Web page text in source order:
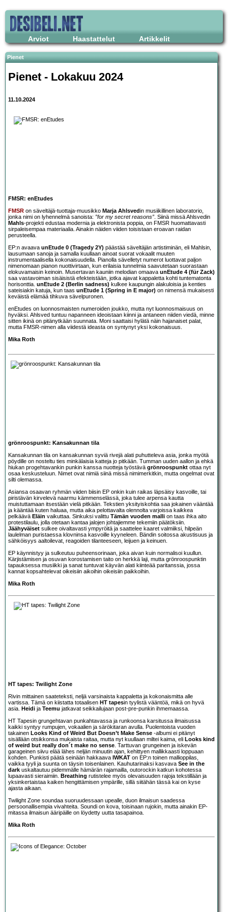
Arviot Haastattelut Artikkelit
Pienet
Pienet - Lokakuu 2024
11.10.2024
FMSR: enEtudes
FMSR on säveltäjä-tuottaja-muusikko Marja Ahlsvedin musiikillinen laboratorio,
jonka nimi on lyhennelmä sanoista: ”for my secret reasons”. Siinä missä Ahlsvedin
Mahls-projekti edustaa modernia ja elektronista poppia, on FMSR huomattavasti
sirpaleisempaa materiaalia. Ainakin näiden viiden toisistaan eroavan raidan
perusteella.
EP:n avaava unEtude 0 (Tragedy 2Y) päästää säveltäjän artistiminän, eli Mahlsin,
lausumaan sanoja ja samalla kuullaan ainoat suorat vokaalit muuten
instrumentaalisella kokonaisuudella. Pianolla sävelletyt numerot luottavat paljon
nimenomaan pianon nuottivirtaan, kun erilaisia tunnelmia saavutetaan suorastaan
elokuvamaisin keinoin. Musertavan kauniin melodian omaava unEtude 4 (für Zack)
saa vastavoiman sisäisistä efekteistään, jotka ajavat kappaletta kohti tuntematonta
horisonttia. unEtude 2 (Berlin sadness) kulkee kaupungin alakuloisia ja kenties
sateisiakin katuja, kun taas unEtude 1 (Spring in E major) on nimensä mukaisesti
keväistä elämää tihkuva sävelpuronen.
enEtudes on luonnosmaisten numeroiden joukko, mutta nyt luonnosmaisuus on
hyväksi. Ahlsved tuntuu napanneen ideoistaan kiinni ja antaneen niiden viedä, minne
sitten ikinä on pitänytkään suunnata. Moni saattaisi hylätä näin hajanaiset palat,
mutta FMSR-nimen alla viidestä ideasta on syntynyt yksi kokonaisuus.
Mika Roth
grönroospunkt: Kansakunnan tila
Kansakunnan tila on kansakunnan syviä rivejä alati puhutteleva asia, jonka myötä
pöydille on nosteltu ties minkälaisia katteja jo pitkään. Tumman uuden aallon ja ehkä
hiukan progehtavankin punkin kanssa nuotteja työstävä grönroospunkt ottaa nyt
osaa keskusteluun. Nimet ovat nimiä siinä missä nimimerkitkin, mutta ongelmat ovat
silti olemassa.
Asiansa osaavan ryhmän viiden biisin EP onkin kuin raikas läpsäisy kasvoille, tai
piristävän kirvelevä naarmu kämmenselässä, joka tulee arpensa kautta
muistuttamaan itsestään vielä pitkään. Tekstien yksityiskohtia saa jokainen vääntää
ja kääntää kuten haluaa, mutta aika pelottavalta olennolta varjoissa kaikkea
pelkäävä Eläin vaikuttaa. Sinkuksi valittu Tämän vuoden malli on taas ihka aito
protestilaulu, jolla otetaan kantaa jalojen johtajiemme tekemiin päätöksiin.
Jäähyväiset sulkee oivaltavasti ympyröitä ja saattelee kaaret valmiiksi, hilpeän
laulelman puristaessa klovninsa kasvoille kyyneleen. Bändin soitossa akustisuus ja
sähköisyys aaltoilevat, reagoiden tilanteeseen, leijuen ja keinuen.
EP käynnistyy ja sulkeutuu puheensorinaan, joka aivan kuin normalisoi kuullun.
Kärjistämisen ja osuvan korostamisen taito on herkkä laji, mutta grönroospunktin
tapauksessa musiikki ja sanat tuntuvat käyvän alati kiinteää paritanssia, jossa
kannat kopsahtelevat oikeisiin aikoihin oikeisiin paikkoihin.
Mika Roth
HT tapes: Twilight Zone
Rivin mittainen saateteksti, neljä varsinaista kappaletta ja kokonaismitta alle
vartissa. Tämä on kiistatta totaalisen HT tapesin tyylistä vääntöä, mikä on hyvä
asia. Heidi ja Teemu jatkavat seikkailujaan post-pre-punkin ihmemaassa.
HT Tapesin grungehtavan punkahtavassa ja runkoonsa karsitussa ilmaisussa
kaikki syntyy rumpujen, vokaalien ja särökitaran avulla. Puolentoista vuoden
takainen Looks Kind of Weird But Doesn’t Make Sense -albumi ei pitänyt
sisällään otsikkonsa mukaista raitaa, mutta nyt kuullaan miltei kaima, eli Looks kind
of weird but really don´t make no sense . Tarttuvan grungeinen ja iskevän
garageinen siivu elää lähes neljän minuutin ajan, kehittyen mallikkaasti loppuaan
kohden. Punkisti päätä seinään hakkaava IWKAT on EP:n toinen mallioppilas,
vaikka tyyli ja suunta on täysin toisenlainen. Kauhutarinaksi kasvava See in the
dark uskaltautuu pidemmälle hämärän rajamailla, outorockin katkun kohotessa
lupaavasti sieraimiin. Breathing rutistelee myös olevaisuuden rajoja tekstillään ja
yksinkertaistaa kaiken hengittämisen ympärille, sillä siitähän tässä kai on kyse
ajasta aikaan.
Twilight Zone soundaa suoruudessaan upealle, duon ilmaisun saadessa
persoonallisempia vivahteita. Soundi on kova, toisinaan rujokin, mutta ainakin EP-
mitassa ilmaisun ääripäille on löydetty uutta tasapainoa.
Mika Roth